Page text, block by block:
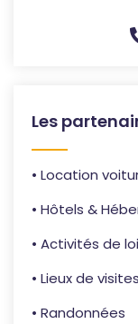
Les
• Location
• Hôtels &
• Activités de
• Lieux de visites
• Randonnées